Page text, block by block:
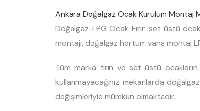
Ankara Doğalgaz Ocak Kurulum Montaj
Doğalgaz-LPG Ocak Fırın set üstü
montajı, doğalgaz hortum vana montaj
Tüm marka fırın ve set üstü
kullanmayacağınız mekanlarda
değişimleriyle mümkün olmaktadır.